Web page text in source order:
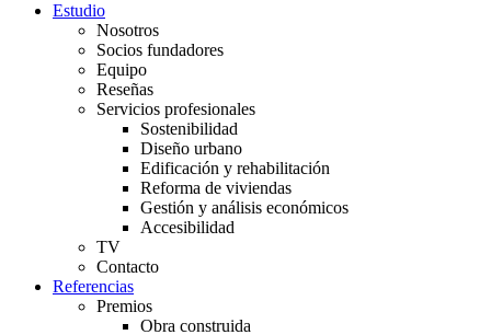
Estudio
Nosotros
Socios fundadores
Equipo
Reseñas
Servicios profesionales
Sostenibilidad
Diseño urbano
Edificación y rehabilitación
Reforma de viviendas
Gestión y análisis económicos
Accesibilidad
TV
Contacto
Referencias
Premios
Obra construida